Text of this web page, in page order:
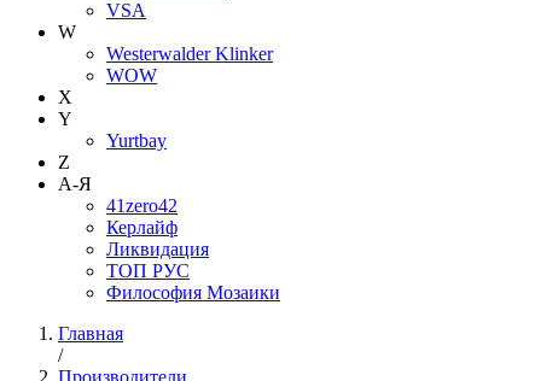
VSA
W
Westerwalder Klinker
WOW
X
Y
Yurtbay
Z
А-Я
41zero42
Керлайф
Ликвидация
ТОП РУС
Философия Мозаики
Главная
/
Производители